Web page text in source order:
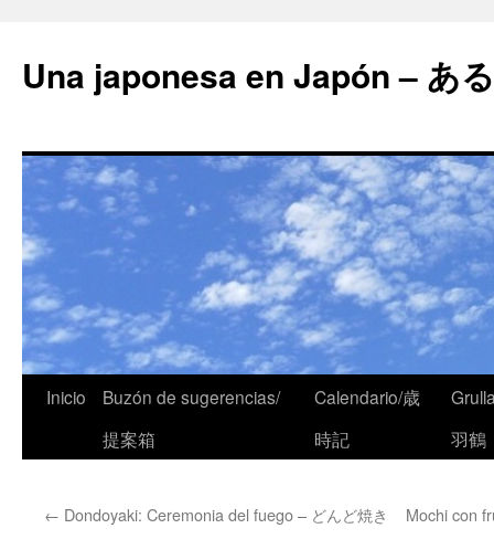
Una japonesa en Japón – あ
Inicio
Buzón de sugerencias/
提案箱
Calendario/歳
時記
羽鶴
← Dondoyaki: Ceremonia del fuego – どんど焼き Mochi con